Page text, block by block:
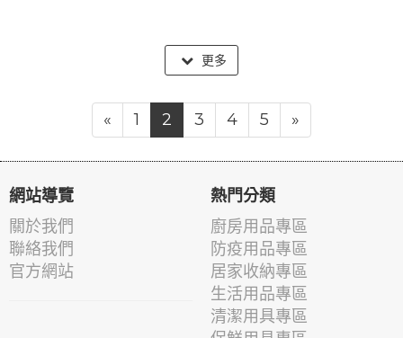
更多
« 1 2 3 4 5 »
網站導覽
關於我們
聯絡我們
官方網站
熱門分類
廚房用品專區
防疫用品專區
居家收納專區
生活用品專區
清潔用具專區